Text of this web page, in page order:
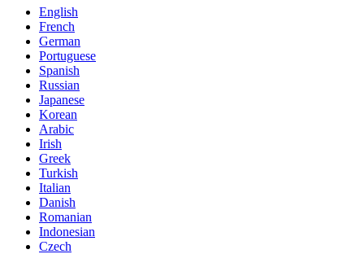
English
French
German
Portuguese
Spanish
Russian
Japanese
Korean
Arabic
Irish
Greek
Turkish
Italian
Danish
Romanian
Indonesian
Czech